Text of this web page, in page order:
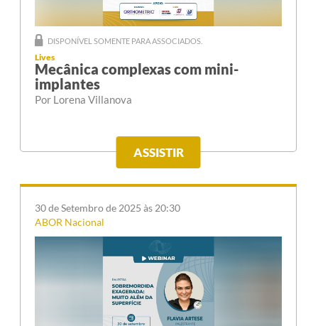
DISPONÍVEL SOMENTE PARA ASSOCIADOS.
Lives
Mecânica complexas com mini-
implantes
Por Lorena Villanova
ASSISTIR
30 de Setembro de 2025 às 20:30
ABOR Nacional